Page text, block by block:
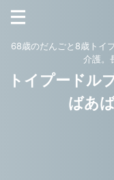
68歳のだんごと8歳トイ
介護。
トイプードル
ばあ